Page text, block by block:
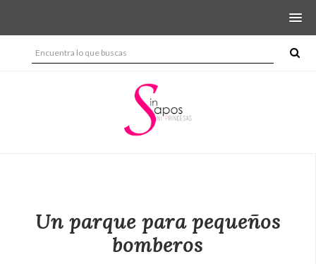
Un parque para pequeños
bomberos